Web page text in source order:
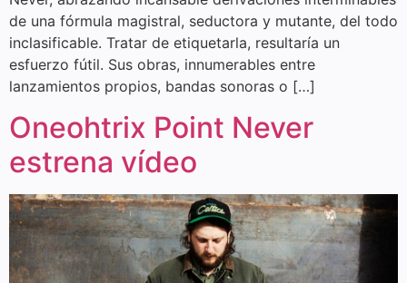
de una fórmula magistral, seductora y mutante, del todo
inclasificable. Tratar de etiquetarla, resultaría un
esfuerzo fútil. Sus obras, innumerables entre
lanzamientos propios, bandas sonoras o […]
Oneohtrix Point Never
estrena vídeo